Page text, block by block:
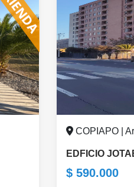
COPIAPO |
EDFICIO
$ 590.000